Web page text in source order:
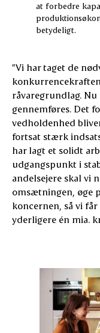
at forbedre
betydeligt.
”Vi har taget de
råvaregrundlag.
gennemføres. Det
vedholdenhed
fortsat stærk
har lagt et solidt
udgangspunkt i
andelsejere skal vi
omsætningen, øge
koncernen, så vi
yderligere én mia.